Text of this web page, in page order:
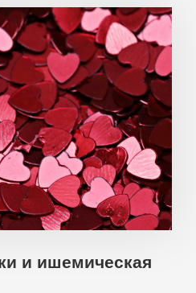
и ишемическая